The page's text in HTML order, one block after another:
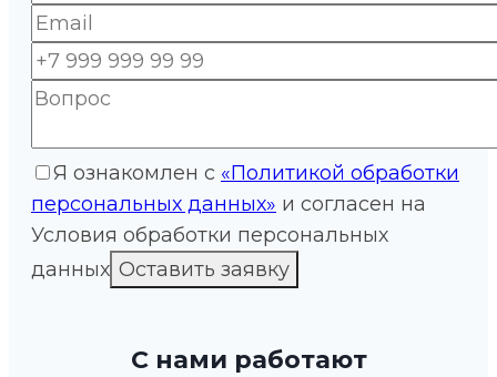
Я ознакомлен с «Политикой обработки
персональных данных» и согласен на
Условия обработки персональных
данных
С нами работают